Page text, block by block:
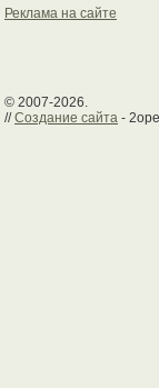
Реклама на сайте
© 2007-2026.
//Создание сайта -